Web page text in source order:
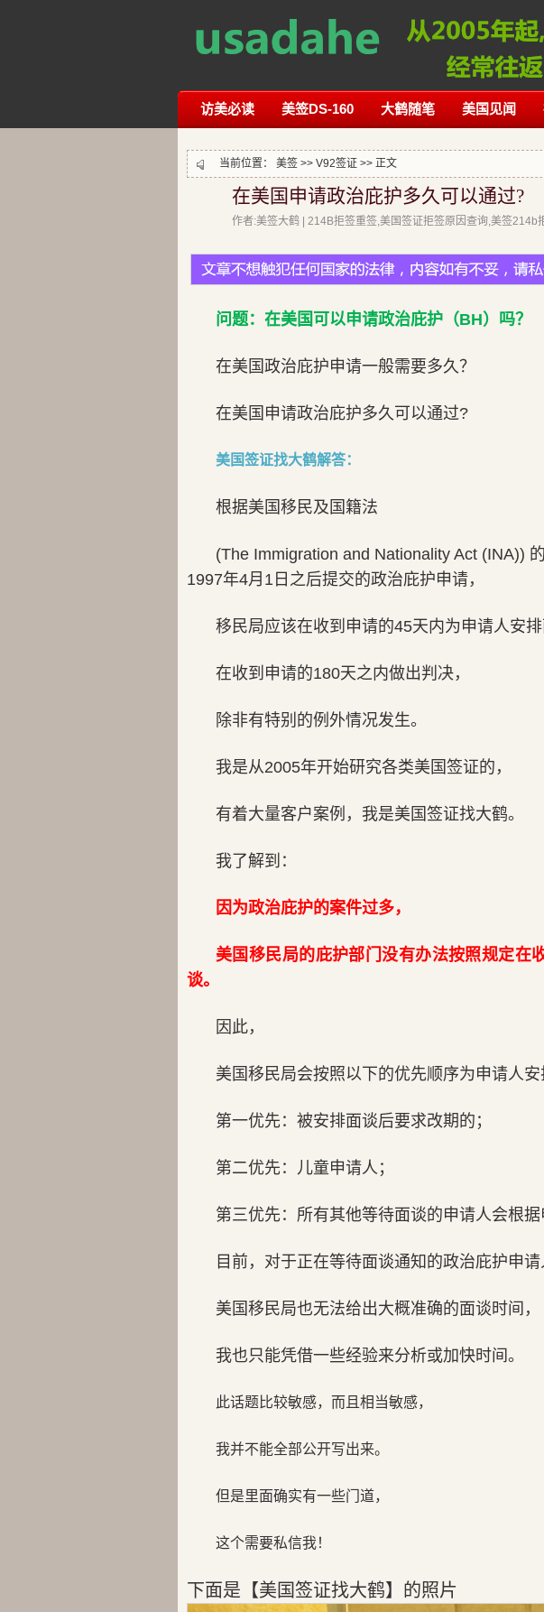
访美必读 美签DS-160 大鹤随笔 美国见闻
当前位置： 美签 >> V92签证 >> 正文
在美国申请政治庇护多久可以通过?
作者:美签大鹤 | 214B拒签重签,美国签证拒签原因查询,美签214b
问题：在美国可以申请政治庇护（BH）吗？
在美国政治庇护申请一般需要多久？
在美国申请政治庇护多久可以通过?
美国签证找大鹤解答：
根据美国移民及国籍法
(The Immigration and Nationality Act (INA))
1997年4月1日之后提交的政治庇护申请，
移民局应该在收到申请的45天内为申请人安排
在收到申请的180天之内做出判决，
除非有特别的例外情况发生。
我是从2005年开始研究各类美国签证的，
有着大量客户案例，我是美国签证找大鹤。
我了解到：
因为政治庇护的案件过多，
美国移民局的庇护部门没有办法按照规定在
谈。
因此，
美国移民局会按照以下的优先顺序为申请人安
第一优先：被安排面谈后要求改期的；
第二优先：儿童申请人；
第三优先：所有其他等待面谈的申请人会根据
目前，对于正在等待面谈通知的政治庇护申请
美国移民局也无法给出大概准确的面谈时间，
我也只能凭借一些经验来分析或加快时间。
此话题比较敏感，而且相当敏感，
我并不能全部公开写出来。
但是里面确实有一些门道，
这个需要私信我！
下面是【美国签证找大鹤】的照片